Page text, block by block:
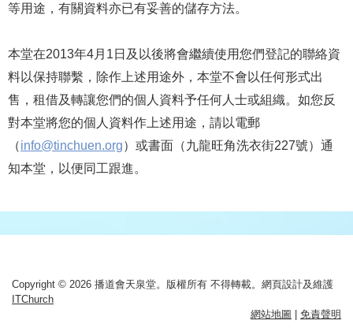
等用途，有關資料亦已有妥善的儲存方法。
本堂在2013年4月1日及以後將會繼續使用您們登記的聯絡資
料以保持聯繫，除作上述用途外，本堂不會以任何形式出
售，租借及轉讓您們的個人資料予任何人士或組織。如您反
對本堂將您的個人資料作上述用途，請以電郵
（info@tinchuen.org）或書面（九龍旺角洗衣街227號）通
知本堂，以便同工跟進。
Copyright © 2026 播道會天泉堂。版權所有 不得轉載。網頁設計及維護
ITChurch
網站地圖 | 免責聲明